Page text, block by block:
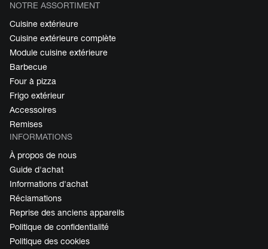
NOTRE ASSORTIMENT
Cuisine extérieure
Cuisine extérieure complète
Module cuisine extérieure
Barbecue
Four à pizza
Frigo extérieur
Accessoires
Remises
INFORMATIONS
À propos de nous
Guide d'achat
Informations d'achat
Réclamations
Reprise des anciens appareils
Politique de confidentialité
Politique des cookies